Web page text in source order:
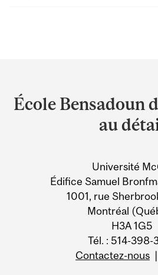
and
University
École Bensadoun
au
Université
Édifice Samuel
1001, rue
Montréal
H3A 1G5
Tél. : 514-398-
Contactez-nous |